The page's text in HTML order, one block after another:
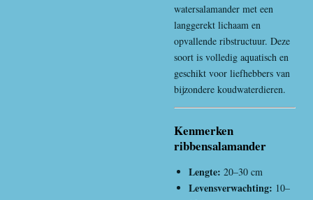
watersalamander met een
langgerekt lichaam en
opvallende ribstructuur. Deze
soort is volledig aquatisch en
geschikt voor liefhebbers van
bijzondere koudwaterdieren.
Kenmerken
ribbensalamander
Lengte: 20–30 cm
Levensverwachting: 10–